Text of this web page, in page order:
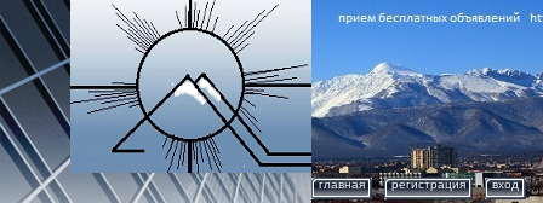
главная регистрация вход